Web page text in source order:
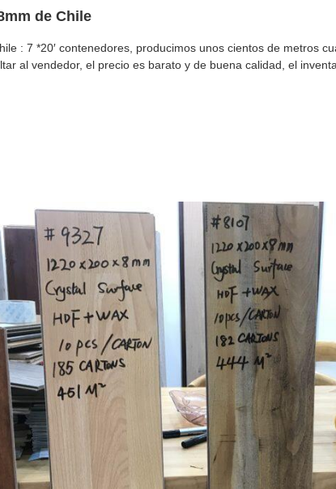
de Chile
: 7 *20′ contenedores, producimos unos cientos de metros
al vendedor, el precio es barato y de buena calidad, el